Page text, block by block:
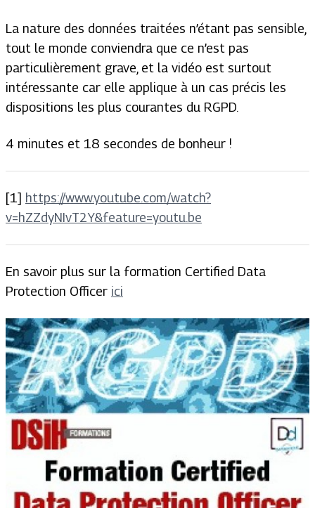
La nature des données traitées n’étant pas sensible,
tout le monde conviendra que ce n’est pas
particulièrement grave, et la vidéo est surtout
intéressante car elle applique à un cas précis les
dispositions les plus courantes du RGPD.
4 minutes et 18 secondes de bonheur !
[1] https://www.youtube.com/watch?
v=hZZdyNIvT2Y&feature=youtu.be
En savoir plus sur la formation Certified Data
Protection Officer ici